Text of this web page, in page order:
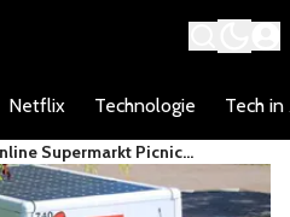
Netflix Technologie Tech in
Supermarkt Picnic
Bezorgwagens Met